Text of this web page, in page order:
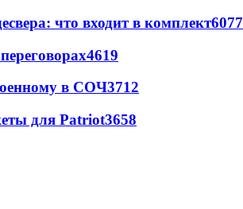
что входит в комплект6077
4619
в СОЧ3712
для Patriot3658